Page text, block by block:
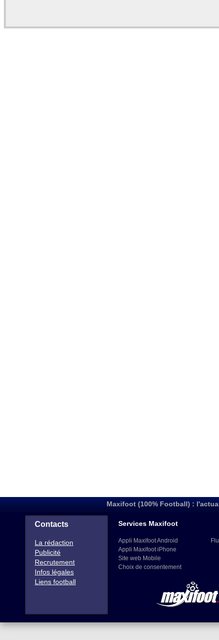
Maxifoot (100% Football) :
Contacts
La rédaction
Publicité
Recrutement
Infos légales
Liens football
Services Maxifoot
Appli Maxifoot Android
Appli Maxifoot iPhone
Site web Mobile
Choix de consentement